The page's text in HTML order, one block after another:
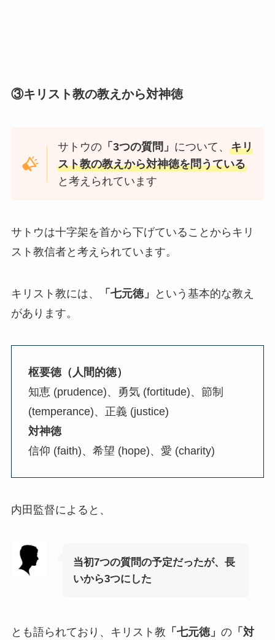
③キリスト教の教えから対神徳
サトウの 「3つの質問」 について、キリ
スト教の教えから対神徳を問うている
と考えられています
サトウは十字架を首から下げていることからキリ
スト教信者と考えられています。
キリスト教には、 「七元徳」
という基本的な教え
があります。
枢要徳（人間的徳）
知恵 (prudence)、勇気 (fortitude)、節制
(temperance)、正義 (justice)
対神徳
信仰 (faith)、希望 (hope)、愛 (charity)
内田監督によると、
当初7つの質問の予定だったが、長
いから3つにした
とも語られており、キリスト教 「七元徳」 の「 対